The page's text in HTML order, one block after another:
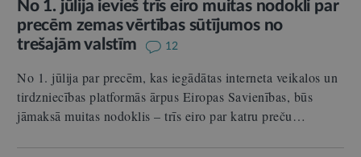
No 1. jūlija ievieš trīs eiro muitas nodokli par
precēm zemas vērtības sūtījumos no
trešajām valstīm
12
No 1. jūlija par precēm, kas iegādātas interneta veikalos un
tirdzniecības platformās ārpus Eiropas Savienības, būs
jāmaksā muitas nodoklis – trīs eiro par katru preču…